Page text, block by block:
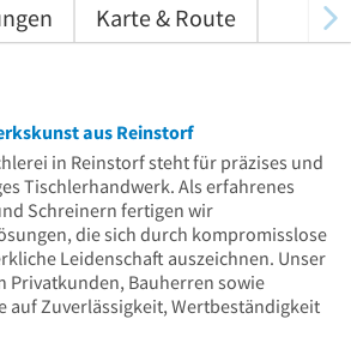
Karte & Route
aus Reinstorf
in Reinstorf steht für präzises und
Tischlerhandwerk. Als erfahrenes
Schreinern fertigen wir
die sich durch kompromisslose
Leidenschaft auszeichnen. Unser
Privatkunden, Bauherren sowie
auf Zuverlässigkeit, Wertbeständigkeit